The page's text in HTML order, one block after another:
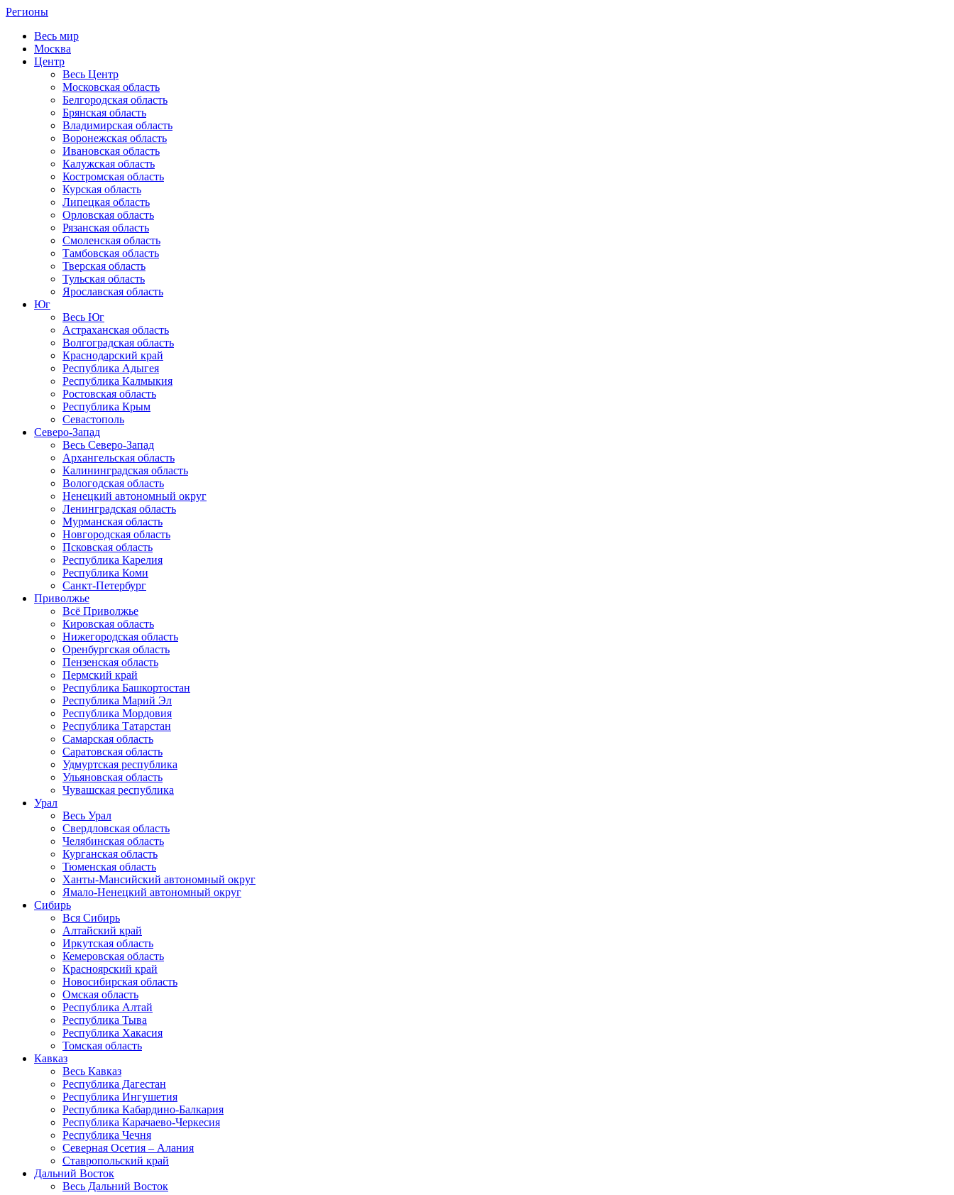
Регионы
Весь мир
Москва
Центр
Весь Центр
Московская область
Белгородская область
Брянская область
Владимирская область
Воронежская область
Ивановская область
Калужская область
Костромская область
Курская область
Липецкая область
Орловская область
Рязанская область
Смоленская область
Тамбовская область
Тверская область
Тульская область
Ярославская область
Юг
Весь Юг
Астраханская область
Волгоградская область
Краснодарский край
Республика Адыгея
Республика Калмыкия
Ростовская область
Республика Крым
Севастополь
Северо-Запад
Весь Северо-Запад
Архангельская область
Калининградская область
Вологодская область
Ненецкий автономный округ
Ленинградская область
Мурманская область
Новгородская область
Псковская область
Республика Карелия
Республика Коми
Санкт-Петербург
Приволжье
Всё Приволжье
Кировская область
Нижегородская область
Оренбургская область
Пензенская область
Пермский край
Республика Башкортостан
Республика Марий Эл
Республика Мордовия
Республика Татарстан
Самарская область
Саратовская область
Удмуртская республика
Ульяновская область
Чувашская республика
Урал
Весь Урал
Свердловская область
Челябинская область
Курганская область
Тюменская область
Ханты-Мансийский автономный округ
Ямало-Ненецкий автономный округ
Сибирь
Вся Сибирь
Алтайский край
Иркутская область
Кемеровская область
Красноярский край
Новосибирская область
Омская область
Республика Алтай
Республика Тыва
Республика Хакасия
Томская область
Кавказ
Весь Кавказ
Республика Дагестан
Республика Ингушетия
Республика Кабардино-Балкария
Республика Карачаево-Черкесия
Республика Чечня
Северная Осетия – Алания
Ставропольский край
Дальний Восток
Весь Дальний Восток